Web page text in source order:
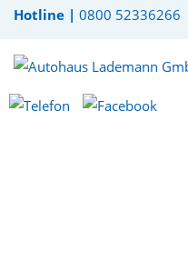
Hotline | 0800 52336266